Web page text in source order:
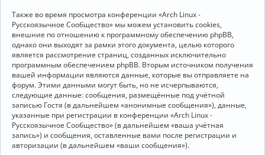
Также во время просмотра конференции «Arch Linux -
Русскоязычное Сообщество» мы можем установить cookies,
внешние по отношению к программному обеспечению phpBB,
однако они выходят за рамки этого документа, целью которого
является рассмотрение страниц, созданных исключительно
программным обеспечением phpBB. Вторым источником получения
вашей информации являются данные, которые вы отправляете на
форум. Этими данными могут быть, но не исчерпываются,
следующие данные: сообщения, размещённые под учётной
записью Гостя (в дальнейшем «анонимные сообщения»), данные,
указанные при регистрации в конференции «Arch Linux -
Русскоязычное Сообщество» (в дальнейшем «ваша учётная
запись») и сообщения, оставленные вами после регистрации и
авторизации (в дальнейшем «ваши сообщения»).